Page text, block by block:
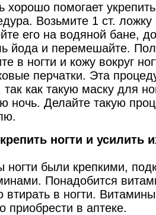
хорошо помогает
Возьмите 1 ст.
его на водяной бане,
йода и перемешайте.
в ногти и кожу вокруг
перчатки. Эта
как такую маску для
ночь. Делайте такую
ногти и усилить
ногти были крепкими,
Понадобится
втирать в ногти.
приобрести в аптеке.